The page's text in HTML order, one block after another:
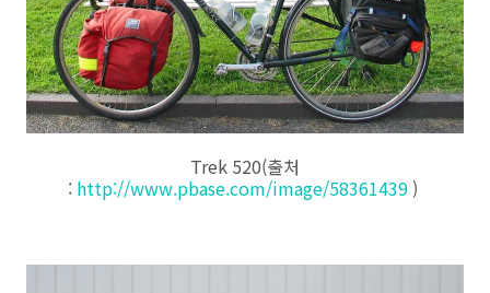
Trek 520(출처
: http://www.pbase.com/image/58361439 )